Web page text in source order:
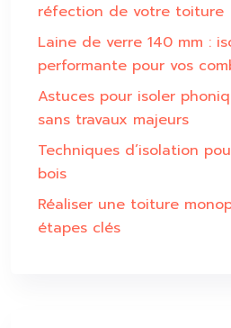
réfection de votre toiture
Laine de verre 140 mm :
performante pour vos
Astuces pour isoler
sans travaux majeurs
Techniques d’isolation
bois
Réaliser une toiture
étapes clés